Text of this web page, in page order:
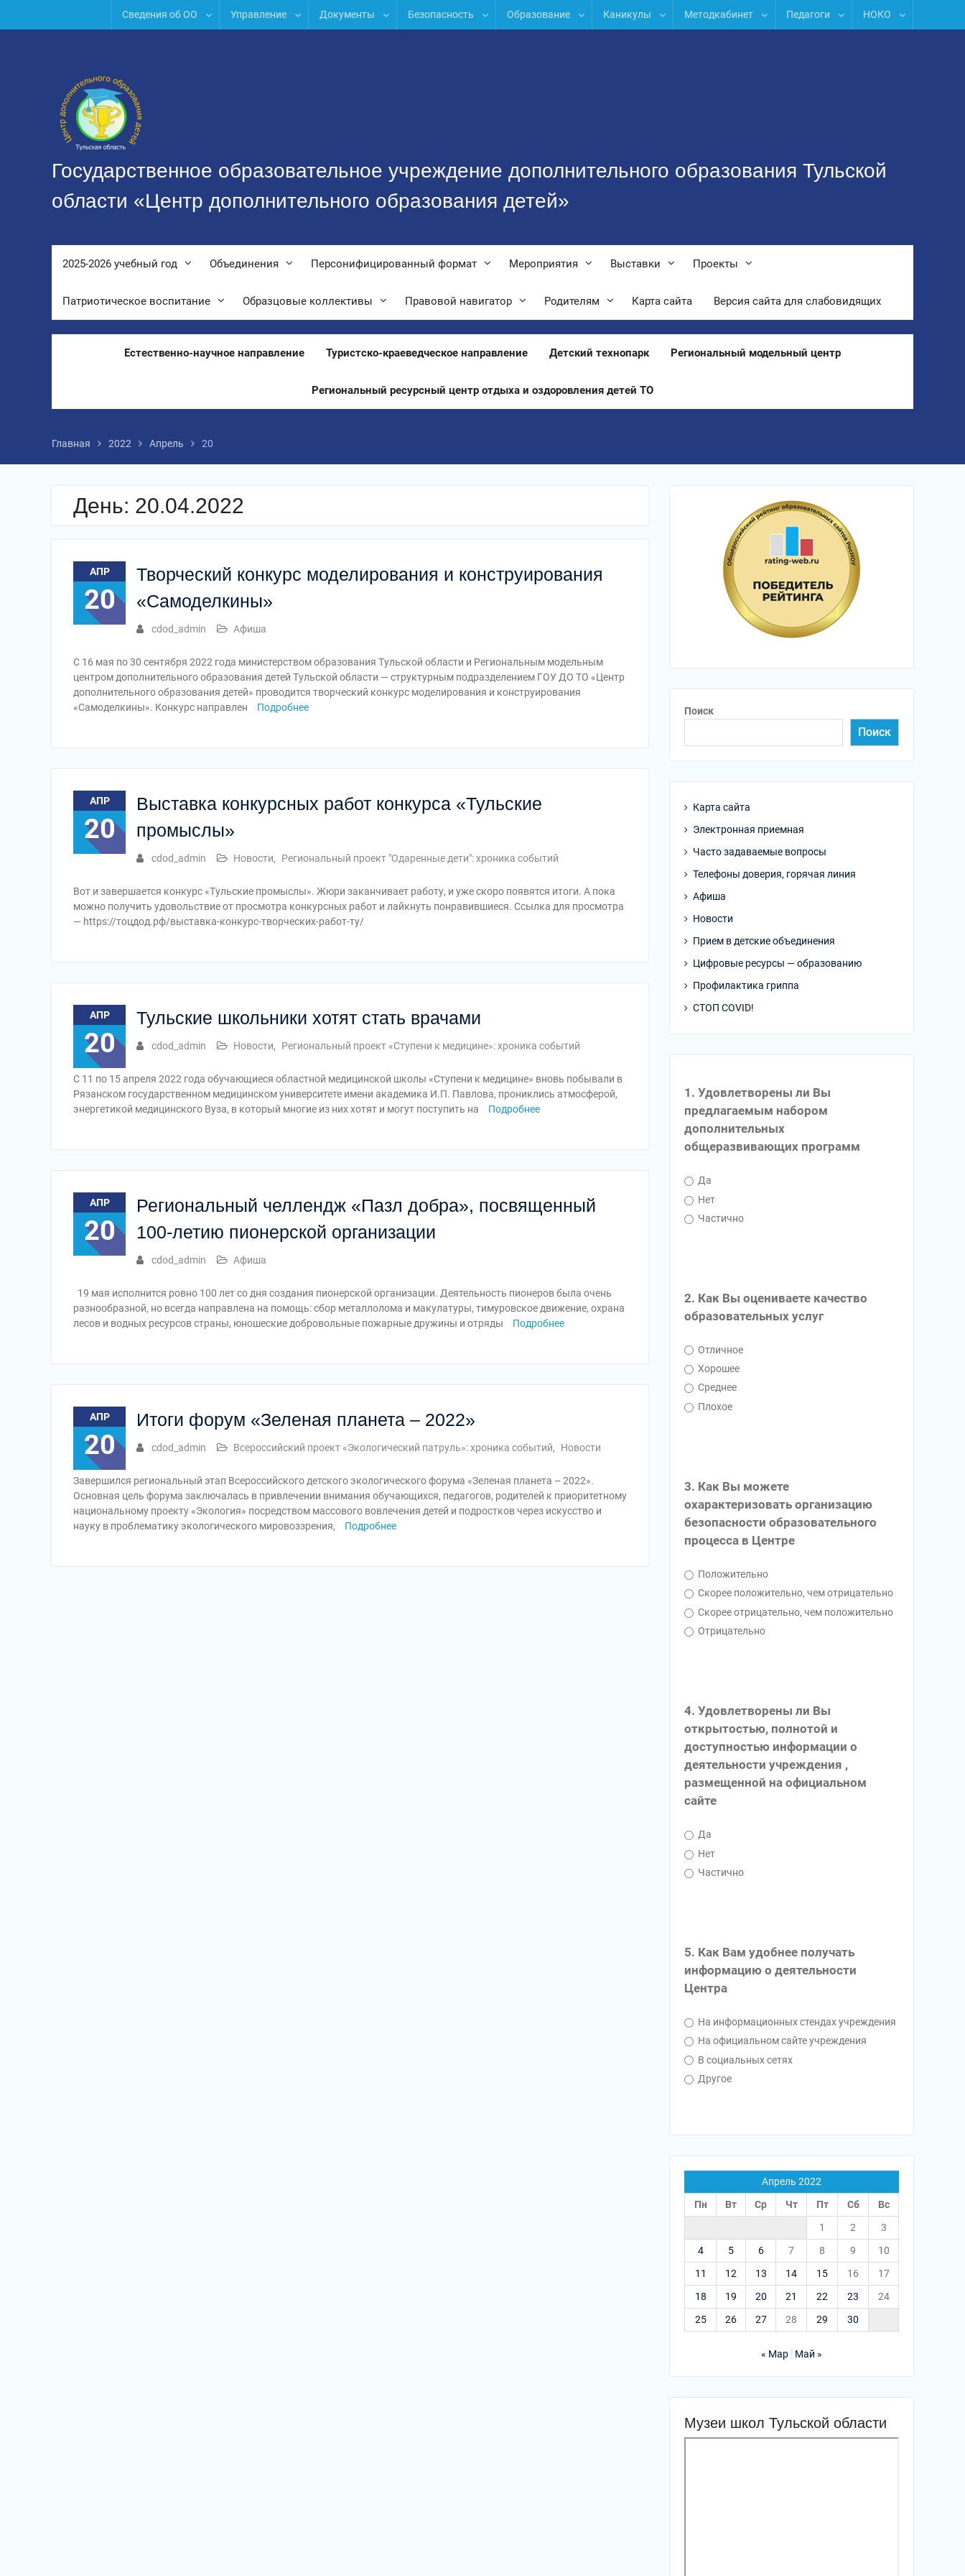
Сведения об ОО Управление Документы Безопасность Образование Каникулы Методкабинет Педагоги НОКО
Государственное образовательное учреждение дополнительного образования Тульской
области «Центр дополнительного образования детей»
2025-2026 учебный год Объединения Персонифицированный формат Мероприятия Выставки Проекты
Патриотическое воспитание Образцовые коллективы Правовой навигатор Родителям Карта сайта Версия сайта для слабовидящих
Естественно-научное направление Туристско-краеведческое направление Детский технопарк Региональный модельный центр
Региональный ресурсный центр отдыха и оздоровления детей ТО
Главная 2022 Апрель 20
День: 20.04.2022
АПР
20
Творческий конкурс моделирования и конструирования
«Самоделкины»
cdod_admin Афиша
С 16 мая по 30 сентября 2022 года министерством образования Тульской области и Региональным модельным
центром дополнительного образования детей Тульской области — структурным подразделением ГОУ ДО ТО «Центр
дополнительного образования детей» проводится творческий конкурс моделирования и конструирования
«Самоделкины». Конкурс направлен
Подробнее
АПР
20
Выставка конкурсных работ конкурса «Тульские
промыслы»
cdod_admin Новости, Региональный проект "Одаренные дети": хроника событий
Вот и завершается конкурс «Тульские промыслы». Жюри заканчивает работу, и уже скоро появятся итоги. А пока
можно получить удовольствие от просмотра конкурсных работ и лайкнуть понравившиеся. Ссылка для просмотра
— https://тоцдод.рф/выставка-конкурс-творческих-работ-ту/
АПР
20
Тульские школьники хотят стать врачами
cdod_admin Новости, Региональный проект «Ступени к медицине»: хроника событий
С 11 по 15 апреля 2022 года обучающиеся областной медицинской школы «Ступени к медицине» вновь побывали в
Рязанском государственном медицинском университете имени академика И.П. Павлова, прониклись атмосферой,
энергетикой медицинского Вуза, в который многие из них хотят и могут поступить на
Подробнее
АПР
20
Региональный челлендж «Пазл добра», посвященный
100-летию пионерской организации
cdod_admin Афиша
19 мая исполнится ровно 100 лет со дня создания пионерской организации. Деятельность пионеров была очень
разнообразной, но всегда направлена на помощь: сбор металлолома и макулатуры, тимуровское движение, охрана
лесов и водных ресурсов страны, юношеские добровольные пожарные дружины и отряды
Подробнее
АПР
20
Итоги форум «Зеленая планета – 2022»
cdod_admin Всероссийский проект «Экологический патруль»: хроника событий, Новости
Завершился региональный этап Всероссийского детского экологического форума «Зеленая планета – 2022».
Основная цель форума заключалась в привлечении внимания обучающихся, педагогов, родителей к приоритетному
национальному проекту «Экология» посредством массового вовлечения детей и подростков через искусство и
науку в проблематику экологического мировоззрения,
Подробнее
Поиск
Поиск
Карта сайта
Электронная приемная
Часто задаваемые вопросы
Телефоны доверия, горячая линия
Афиша
Новости
Прием в детские объединения
Цифровые ресурсы — образованию
Профилактика гриппа
СТОП COVID!
1. Удовлетворены ли Вы
предлагаемым набором
дополнительных
общеразвивающих программ
Да
Нет
Частично
2. Как Вы оцениваете качество
образовательных услуг
Отличное
Хорошее
Среднее
Плохое
3. Как Вы можете
охарактеризовать организацию
безопасности образовательного
процесса в Центре
Положительно
Скорее положительно, чем отрицательно
Скорее отрицательно, чем положительно
Отрицательно
4. Удовлетворены ли Вы
открытостью, полнотой и
доступностью информации о
деятельности учреждения ,
размещенной на официальном
сайте
Да
Нет
Частично
5. Как Вам удобнее получать
информацию о деятельности
Центра
На информационных стендах учреждения
На официальном сайте учреждения
В социальных сетях
Другое
Апрель 2022
Пн
Вт Ср Чт Пт Сб
Вс
1
2
3
4
5 6 7 8 9
10
11
12 13 14 15 16
17
18
19 20 21 22 23
24
25
26 27 28 29 30
« Мар Май »
Музеи школ Тульской области